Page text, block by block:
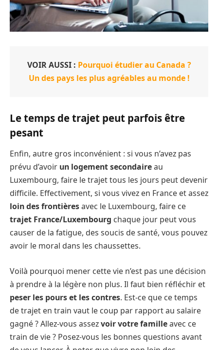
VOIR AUSSI : Pourquoi étudier au Canada ?
Un des pays les plus agréables au monde !
Le temps de trajet peut parfois être
pesant
Enfin, autre gros inconvénient : si vous n’avez pas
prévu d’avoir un logement secondaireau
Luxembourg, faire le trajet tous les jours peut devenir
difficile. Effectivement, si vous vivez en France et assez
loin des frontièresavec le Luxembourg, faire ce
trajet France/Luxembourg chaque jour peut vous
causer de la fatigue, des soucis de santé, vous pouvez
avoir le moral dans les chaussettes.
Voilà pourquoi mener cette vie n’est pas une décision
à prendre à la légère non plus. Il faut bien réfléchir et
peser les pours et les contres. Est-ce que ce temps
de trajet en train vaut le coup par rapport au salaire
gagné ? Allez-vous assezvoir votre familleavec ce
train de vie ? Posez-vous les bonnes questions avant